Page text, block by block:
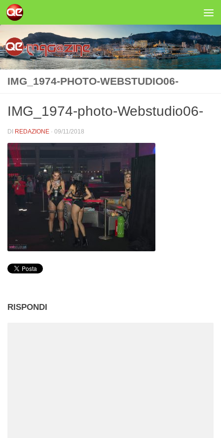
Salta al contenuto
IMG_1974-PHOTO-WEBSTUDIO06-
IMG_1974-photo-Webstudio06-
DI REDAZIONE · 09/11/2018
RISPONDI